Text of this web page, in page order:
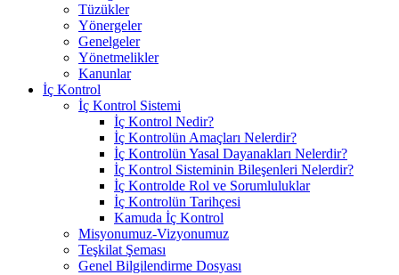
Tüzükler
Yönergeler
Genelgeler
Yönetmelikler
Kanunlar
İç Kontrol
İç Kontrol Sistemi
İç Kontrol Nedir?
İç Kontrolün Amaçları Nelerdir?
İç Kontrolün Yasal Dayanakları Nelerdir?
İç Kontrol Sisteminin Bileşenleri Nelerdir?
İç Kontrolde Rol ve Sorumluluklar
İç Kontrolün Tarihçesi
Kamuda İç Kontrol
Misyonumuz-Vizyonumuz
Teşkilat Şeması
Genel Bilgilendirme Dosyası